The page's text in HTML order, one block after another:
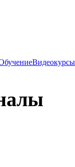
Видеокурсы